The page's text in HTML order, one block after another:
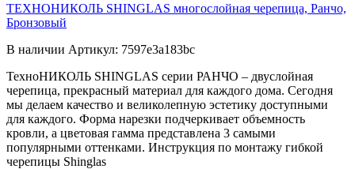
ТЕХНОНИКОЛЬ SHINGLAS многослойная черепица, Ранчо,
Бронзовый
В наличии Артикул: 7597e3a183bc
ТехноНИКОЛЬ SHINGLAS серии РАНЧО – двуслойная
черепица, прекрасный материал для каждого дома. Сегодня
мы делаем качество и великолепную эстетику доступными
для каждого. Форма нарезки подчеркивает объемность
кровли, а цветовая гамма представлена 3 самыми
популярными оттенками. Инструкция по монтажу гибкой
черепицы Shinglas